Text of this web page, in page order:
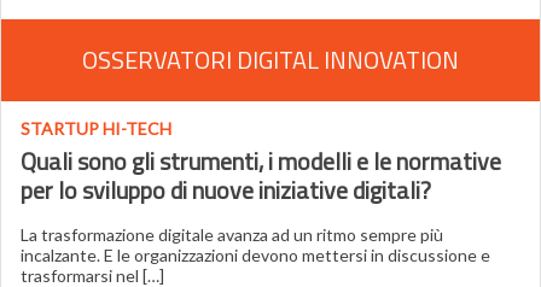
OSSERVATORI DIGITAL INNOVATION
STARTUP HI-TECH
Quali sono gli strumenti, i modelli e le normative
per lo sviluppo di nuove iniziative digitali?
La trasformazione digitale avanza ad un ritmo sempre più
incalzante. E le organizzazioni devono mettersi in discussione e
trasformarsi nel […]